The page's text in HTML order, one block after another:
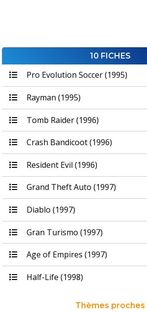
10 FICHES
Pro Evolution Soccer (1995)
Rayman (1995)
Tomb Raider (1996)
Crash Bandicoot (1996)
Resident Evil (1996)
Grand Theft Auto (1997)
Diablo (1997)
Gran Turismo (1997)
Age of Empires (1997)
Half-Life (1998)
Thèmes proches